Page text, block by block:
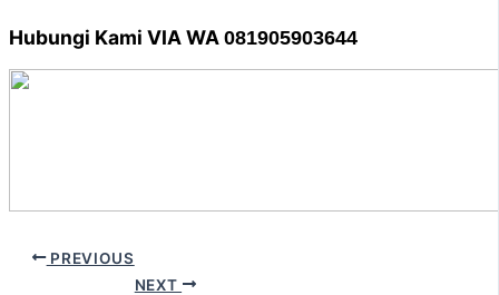
Hubungi Kami VIA WA 081905903644
PREVIOUS
NEXT